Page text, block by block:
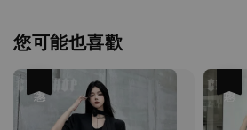
您可能也喜歡